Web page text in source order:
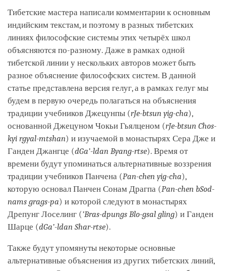
Тибетские мастера написали комментарии к основным
индийским текстам, и поэтому в разных тибетских
линиях философские системы этих четырёх школ
объясняются по-разному. Даже в рамках одной
тибетской линии у нескольких авторов может быть
разное объяснение философских систем. В данной
статье представлена версия гелуг, а в рамках гелуг мы
будем в первую очередь полагаться на объяснения
традиции учебников Джецунпы (rJe-btsun yig-cha),
основанной Джецуном Чокьи Гьялценом (rJe-btsun Chos-
kyi rgyal-mtshan) и изучаемой в монастырях Сера Дже и
Ганден Джангце (dGa’-ldan Byang-rtse). Время от
времени будут упоминаться альтернативные воззрения
традиции учебников Панчена (Pan-chen yig-cha),
которую основал Панчен Сонам Драгпа (Pan-chen bSod-
nams grags-pa) и которой следуют в монастырях
Дрепунг Лоселинг (’Bras-dpungs Blo-gsal gling) и Ганден
Шарце (dGa’-ldan Shar-rtse).
Также будут упомянуты некоторые основные
альтернативные объяснения из других тибетских линий,